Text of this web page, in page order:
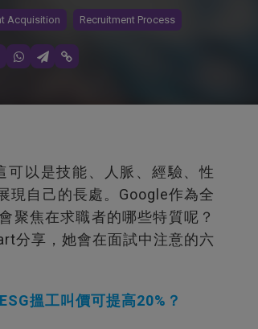
Acquisition Recruitment Process
以是技能、人脈、經驗、性
現自己的長處。Google作為全
聚焦在求職者的哪些特質呢？
分享，她會在面試中注意的六
搵工叫價可提高20%？